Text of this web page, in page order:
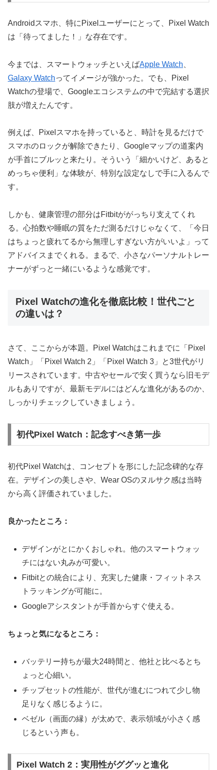
Androidスマホ、特にPixelユーザーにとって、Pixel Watch
は「待ってました！」な存在です。
今までは、スマートウォッチといえばApple Watch
Galaxy Watchってイメージが強かった。でも、Pixel
Watchの登場で、Googleエコシステムの中で完結する選択
肢が増えたんです。
例えば、Pixelスマホを持っていると、時計を見るだけで
スマホのロックが解除できたり、Googleマップの道案内
が手首にブルッと来たり。そういう「細かいけど、あると
めっちゃ便利」な体験が、特別な設定なしで手に入るんで
す。
しかも、健康管理の部分はFitbitががっちり支えてくれ
る。心拍数や睡眠の質をただ測るだけじゃなくて、「今日
はちょっと疲れてるから無理しすぎない方がいいよ」って
アドバイスまでくれる。まるで、小さなパーソナルトレー
ナーがずっと一緒にいるような感覚です。
Pixel Watchの進化を徹底比較！世代ごと
の違いは？
さて、ここからが本題。Pixel Watchはこれまでに「Pixel
Watch」「Pixel Watch 2」「Pixel Watch 3」と3世代がリ
リースされています。中古やセールで安く買うなら旧モデ
ルもありですが、最新モデルにはどんな進化があるのか、
しっかりチェックしていきましょう。
初代Pixel Watch：記念すべき第一歩
初代Pixel Watchは、コンセプトを形にした記念碑的な存
在。デザインの美しさや、Wear OSのヌルサク感は当時
から高く評価されていました。
良かったところ：
デザインがとにかくおしゃれ。他のスマートウォッ
チにはない丸みが可愛い。
Fitbitとの統合により、充実した健康・フィットネス
トラッキングが可能に。
Googleアシスタントが手首からすぐ使える。
ちょっと気になるところ：
バッテリー持ちが最大24時間と、他社と比べるとち
ょっと心細い。
チップセットの性能が、世代が進むにつれて少し物
足りなく感じるように。
ベゼル（画面の縁）が太めで、表示領域が小さく感
じるという声も。
Pixel Watch 2：実用性がググッと進化